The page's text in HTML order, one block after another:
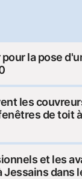
la pose
les
de toit
et les
Jessains dans